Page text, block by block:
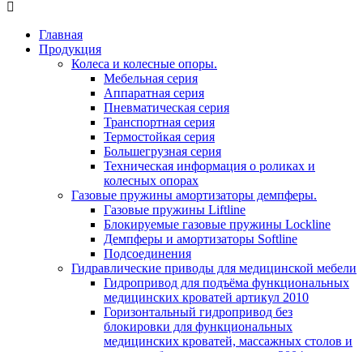
Главная
Продукция
Колеса и колесные опоры.
Мебельная серия
Аппаратная серия
Пневматическая серия
Транспортная серия
Термостойкая серия
Большегрузная серия
Техническая информация о роликах и
колесных опорах
Газовые пружины амортизаторы демпферы.
Газовые пружины Liftline
Блокируемые газовые пружины Lockline
Демпферы и амортизаторы Softline
Подсоединения
Гидравлические приводы для медицинской мебели
Гидропривод для подъёма функциональных
медицинских кроватей артикул 2010
Горизонтальный гидропривод без
блокировки для функциональных
медицинских кроватей, массажных столов и